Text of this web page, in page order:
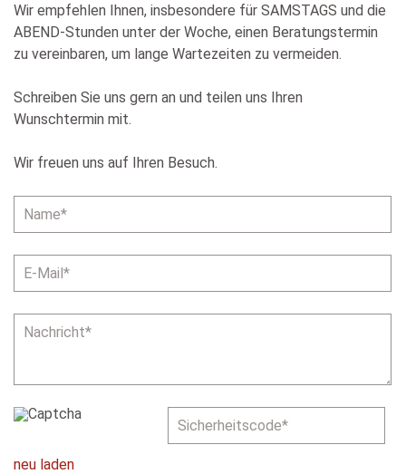
Wir empfehlen Ihnen, insbesondere für SAMSTAGS und die
ABEND-Stunden unter der Woche, einen Beratungstermin
zu vereinbaren, um lange Wartezeiten zu vermeiden.
Schreiben Sie uns gern an und teilen uns Ihren
Wunschtermin mit.
Wir freuen uns auf Ihren Besuch.
neu laden